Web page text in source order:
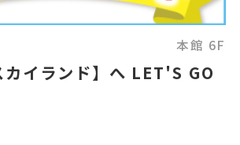
本館 6F
カイランド】へ LET'S GO